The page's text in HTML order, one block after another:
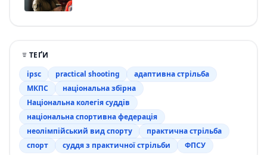
ТЕҐИ
ipsc
practical shooting
адаптивна стрільба
МКПС
національна збірна
Національна колегія суддів
національна спортивна федерація
неолімпійський вид спорту
практична стрільба
спорт
суддя з практичної стрільби ФПСУ